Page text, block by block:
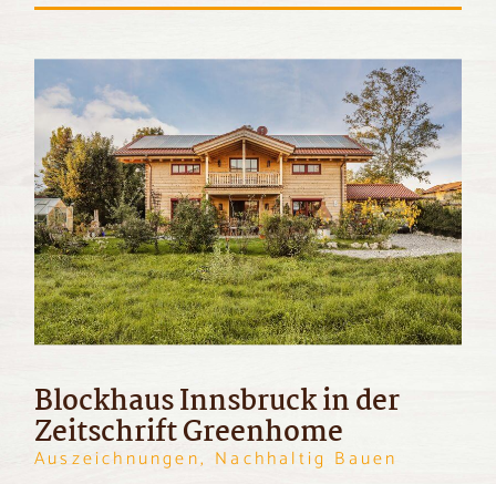
Blockhaus Innsbruck in der
Zeitschrift Greenhome
Auszeichnungen, Nachhaltig Bauen